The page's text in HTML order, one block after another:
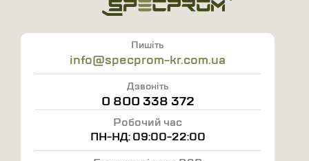
Пишіть
info@specprom-kr.com.ua
Дзвоніть
0 800 338 372
Робочий час
ПН-НД: 09:00-22:00